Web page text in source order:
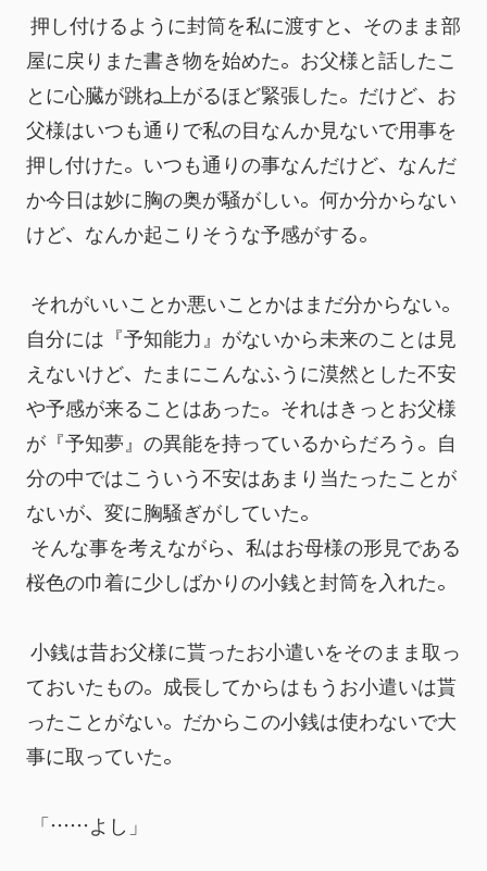
押し付けるように封筒を私に渡すと、そのまま部
屋に戻りまた書き物を始めた。お父様と話したこ
とに心臓が跳ね上がるほど緊張した。だけど、お
父様はいつも通りで私の目なんか見ないで用事を
押し付けた。いつも通りの事なんだけど、なんだ
か今日は妙に胸の奥が騒がしい。何か分からない
けど、なんか起こりそうな予感がする。
それがいいことか悪いことかはまだ分からない。
自分には『予知能力』がないから未来のことは見
えないけど、たまにこんなふうに漠然とした不安
や予感が来ることはあった。それはきっとお父様
が『予知夢』の異能を持っているからだろう。自
分の中ではこういう不安はあまり当たったことが
ないが、変に胸騒ぎがしていた。
そんな事を考えながら、私はお母様の形見である
桜色の巾着に少しばかりの小銭と封筒を入れた。
小銭は昔お父様に貰ったお小遣いをそのまま取っ
ておいたもの。成長してからはもうお小遣いは貰
ったことがない。だからこの小銭は使わないで大
事に取っていた。
「……よし」